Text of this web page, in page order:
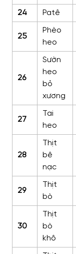
24 Patê
25
Phèo
heo
26
Sườn
heo
bỏ
xương
27
Tai
heo
28
Thịt
bê
nạc
29
Thịt
bò
30
Thịt
bò
khô